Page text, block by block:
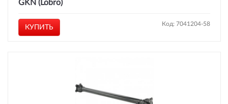
GKN (Lobro)
КУПИТЬ Код: 7041204-58